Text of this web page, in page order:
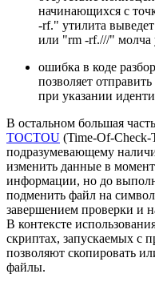
начинающихся с
‑rf." утилита
или "rm ‑rf.///" молча
ошибка в коде
позволяет
при указании
В остальном большая
TOCTOU
подразумевающему
изменить данные в
информации, но до
подменить файл на
завершением проверки и
В контексте
скриптах, запускаемых с
позволяют скопировать
файлы.